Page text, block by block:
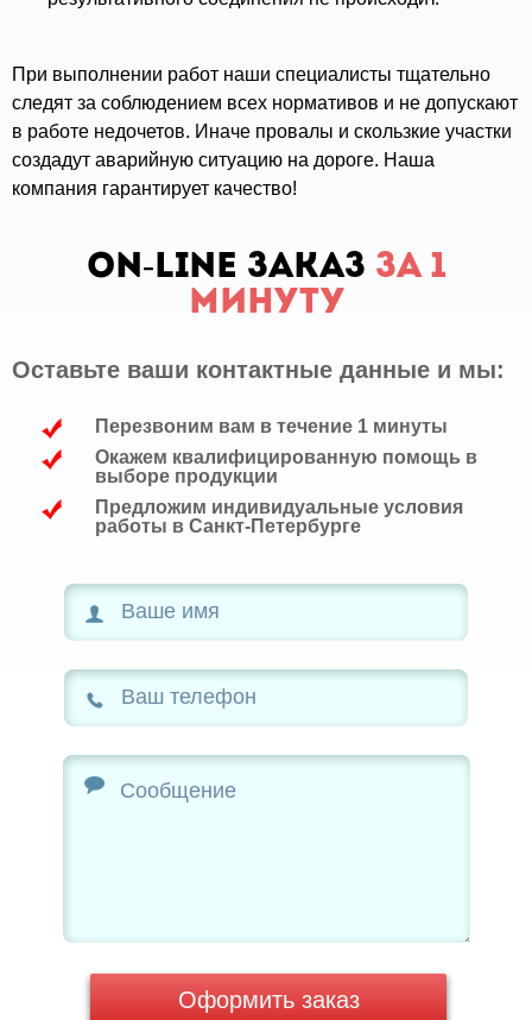
При выполнении работ наши специалисты тщательно
следят за соблюдением всех нормативов и не допускают
в работе недочетов. Иначе провалы и скользкие участки
создадут аварийную ситуацию на дороге. Наша
компания гарантирует качество!
ON-LINE заказ за 1
минуту
Оставьте ваши контактные данные и мы:
Перезвоним вам в течение 1 минуты
Окажем квалифицированную помощь в
выборе продукции
Предложим индивидуальные условия
работы в Санкт-Петербурге
Оформить заказ